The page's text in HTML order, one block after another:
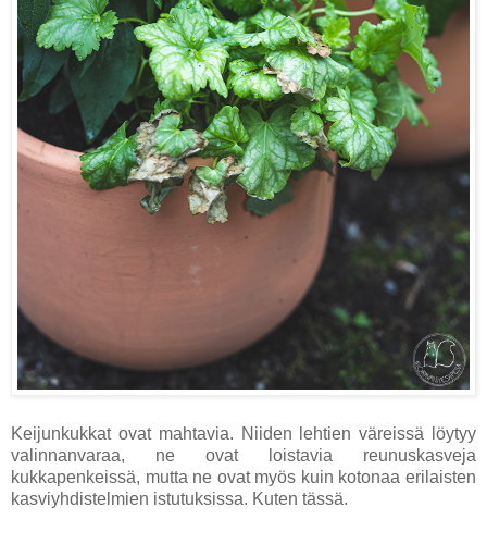
Keijunkukkat ovat mahtavia. Niiden lehtien väreissä löytyy
valinnanvaraa, ne ovat loistavia reunuskasveja
kukkapenkeissä, mutta ne ovat myös kuin kotonaa erilaisten
kasviyhdistelmien istutuksissa. Kuten tässä.